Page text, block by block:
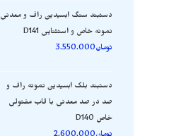
دستبند سنگ ابسیدین راف و معدنی
نمونه خاص و استثنایی D141
تومان3.550.000
دستبند بلک ابسیدین نمونه راف و
صد در صد معدنی با قاب مفتولی
خاص D140